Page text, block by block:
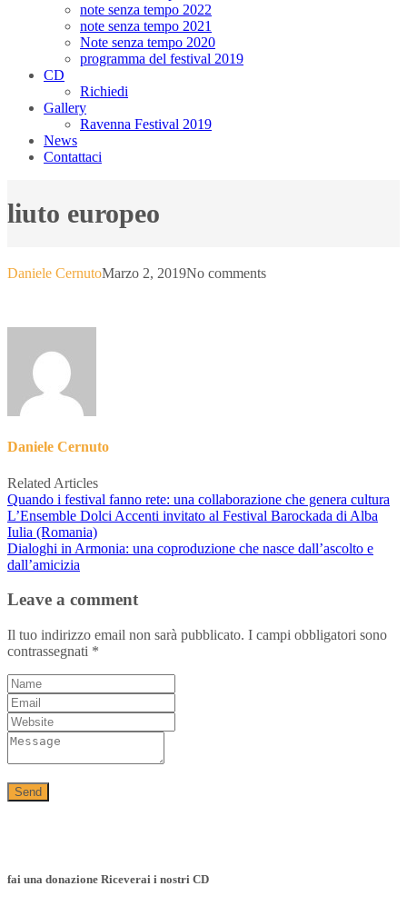
note senza tempo 2022
note senza tempo 2021
Note senza tempo 2020
programma del festival 2019
CD
Richiedi
Gallery
Ravenna Festival 2019
News
Contattaci
liuto europeo
Daniele CernutoMarzo 2, 2019No comments
Daniele Cernuto
Related Articles
Quando i festival fanno rete: una collaborazione che genera cultura
L’Ensemble Dolci Accenti invitato al Festival Barockada di Alba
Iulia (Romania)
Dialoghi in Armonia: una coproduzione che nasce dall’ascolto e
dall’amicizia
Leave a comment
Il tuo indirizzo email non sarà pubblicato. I campi obbligatori sono
contrassegnati *
fai una donazione Riceverai i nostri CD